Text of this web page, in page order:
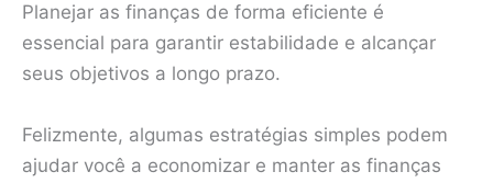
Planejar as finanças de forma eficiente é
essencial para garantir estabilidade e alcançar
seus objetivos a longo prazo.
Felizmente, algumas estratégias simples podem
ajudar você a economizar e manter as finanças